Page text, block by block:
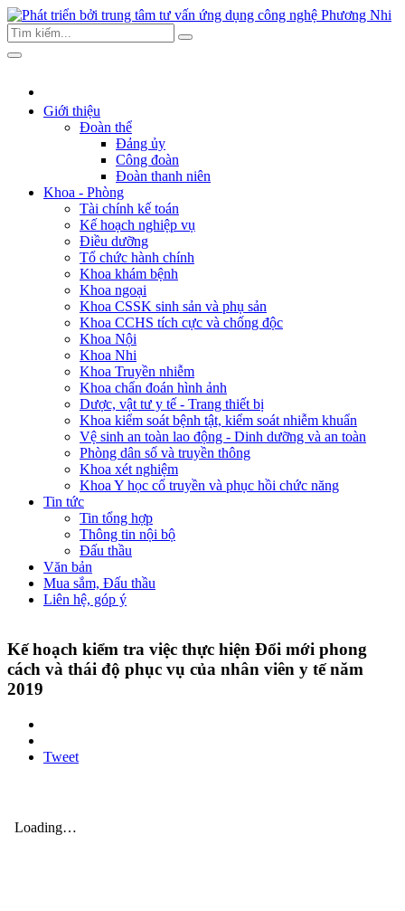
Giới thiệu
Đoàn thể
Đảng ủy
Công đoàn
Đoàn thanh niên
Khoa - Phòng
Tài chính kế toán
Kế hoạch nghiệp vụ
Điều dưỡng
Tổ chức hành chính
Khoa khám bệnh
Khoa ngoại
Khoa CSSK sinh sản và phụ sản
Khoa CCHS tích cực và chống độc
Khoa Nội
Khoa Nhi
Khoa Truyền nhiễm
Khoa chẩn đoán hình ảnh
Dược, vật tư y tế - Trang thiết bị
Khoa kiểm soát bệnh tật, kiểm soát nhiễm khuẩn
Vệ sinh an toàn lao động - Dinh dưỡng và an toàn
Phòng dân số và truyền thông
Khoa xét nghiệm
Khoa Y học cổ truyền và phục hồi chức năng
Tin tức
Tin tổng hợp
Thông tin nội bộ
Đấu thầu
Văn bản
Mua sắm, Đấu thầu
Liên hệ, góp ý
Kế hoạch kiểm tra việc thực hiện Đổi mới phong
cách và thái độ phục vụ của nhân viên y tế năm
2019
Tweet